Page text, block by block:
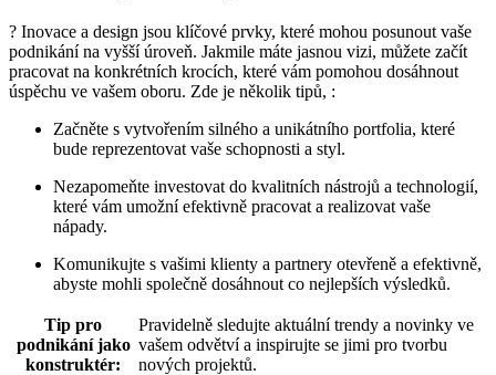
? Inovace a design jsou klíčové prvky, které mohou posunout vaše
podnikání na vyšší úroveň. Jakmile máte jasnou vizi, můžete začít
pracovat na konkrétních krocích, které vám pomohou dosáhnout
úspěchu ve vašem oboru. Zde je několik tipů, :
Začněte s vytvořením silného a unikátního portfolia, které
bude reprezentovat vaše schopnosti a styl.
Nezapomeňte investovat do kvalitních nástrojů a technologií,
které vám umožní efektivně pracovat a realizovat vaše
nápady.
Komunikujte s vašimi klienty a partnery otevřeně a efektivně,
abyste mohli společně dosáhnout co nejlepších výsledků.
Tip pro
podnikání jako
konstruktér:
Pravidelně sledujte aktuální trendy a novinky ve
vašem odvětví a inspirujte se jimi pro tvorbu
nových projektů.